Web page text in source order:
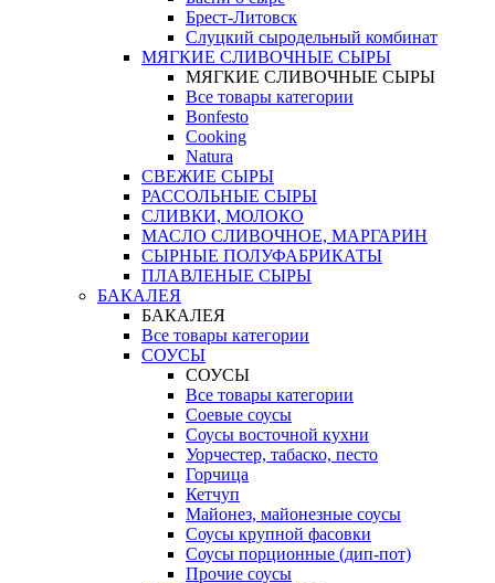
Брест-Литовск
Слуцкий сыродельный комбинат
МЯГКИЕ СЛИВОЧНЫЕ СЫРЫ
МЯГКИЕ СЛИВОЧНЫЕ СЫРЫ
Все товары категории
Bonfesto
Cooking
Natura
СВЕЖИЕ СЫРЫ
РАССОЛЬНЫЕ СЫРЫ
СЛИВКИ, МОЛОКО
МАСЛО СЛИВОЧНОЕ, МАРГАРИН
СЫРНЫЕ ПОЛУФАБРИКАТЫ
ПЛАВЛЕНЫЕ СЫРЫ
БАКАЛЕЯ
БАКАЛЕЯ
Все товары категории
СОУСЫ
СОУСЫ
Все товары категории
Соевые соусы
Соусы восточной кухни
Уорчестер, табаско, песто
Горчица
Кетчуп
Майонез, майонезные соусы
Соусы крупной фасовки
Соусы порционные (дип-пот)
Прочие соусы